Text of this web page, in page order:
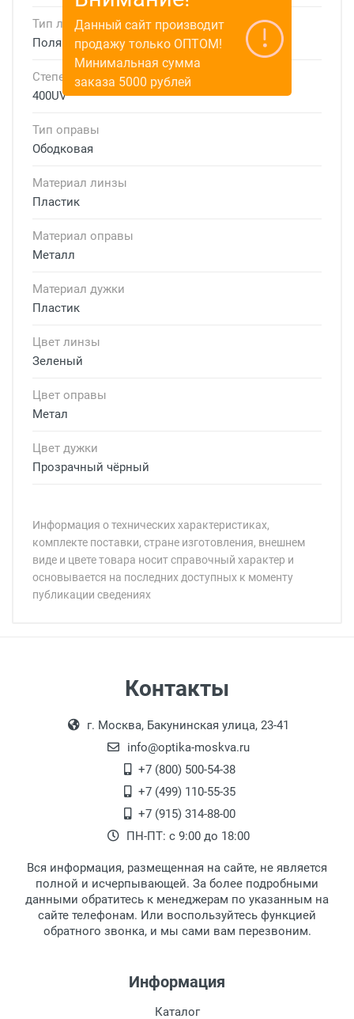
Тип линзы
Поляризационная
Степень защиты
400UV
Тип оправы
Ободковая
Материал линзы
Пластик
Материал оправы
Металл
Материал дужки
Пластик
Цвет линзы
Зеленый
Цвет оправы
Метал
Цвет дужки
Прозрачный чёрный
Информация о технических характеристиках,
комплекте поставки, стране изготовления, внешнем
виде и цвете товара носит справочный характер и
основывается на последних доступных к моменту
публикации сведениях
Самовывоз.
Оплата товара производится
наличными непосредственно на пункте
выдачи товара.
Перечисление средств на расчетный счет.
18:00, по субботам с 11:00 до 15:00, в
офисе по адресу: г. Москва,
Переведеновский переулок 17, корпус 1,
второй этаж, тел. +7 (499) 110-55-35.
После того, как заказ поступает в пункт
выдачи, наш менеджер связывается с
клиентом и оповещает о поступлении
Для получения товара при себе
обязательно иметь паспорт.
Заказ необходимо забрать в течение 3
рабочих дней с момента поступления на
дополнительных расходов за хранение
Контакты
г. Москва, Бакунинская улица, 23-41
info@optika-moskva.ru
+7 (800) 500-54-38
+7 (499) 110-55-35
+7 (915) 314-88-00
ПН-ПТ: с 9:00 до 18:00
Вся информация, размещенная на сайте, не является
полной и исчерпывающей. За более подробными
данными обратитесь к менеджерам по указанным на
сайте телефонам. Или воспользуйтесь функцией
обратного звонка, и мы сами вам перезвоним.
Информация
Каталог
Данный сайт производит
продажу только ОПТОМ!
Минимальная сумма
заказа 5000 рублей